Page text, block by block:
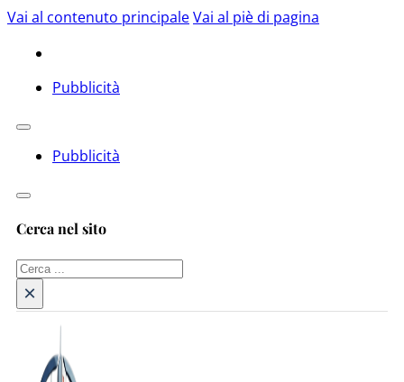
Vai al contenuto principaleVai al piè di pagina
Pubblicità
Pubblicità
Cerca nel sito
Cerca
×